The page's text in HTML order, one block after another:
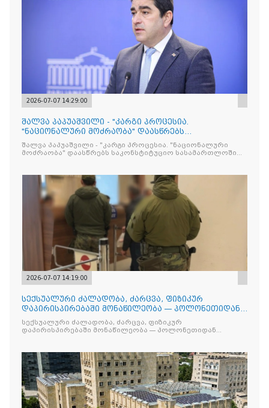
2026-07-07 14:29:00
შალვა პაპუაშვილი - "კარგი პროცესია.
"ნაციონალური მოძრაობა" დაასწრებს
საკონსტიტუციო სა
შალვა პაპუაშვილი - "კარგი პროცესია. "ნაციონალური
მოძრაობა" დაასწრებს საკონსტიტუციო სასამართლოში
2026-07-07 14:19:00
სექსუალური ძალადობა, ძარცვა, ფიზიკურ
დაპირისპირებაში მონაწილეობა — პოლონეთიდან
საქართველოს 15 მოქალა
სექსუალური ძალადობა, ძარცვა, ფიზიკურ
დაპირისპირებაში მონაწილეობა — პოლონეთიდან